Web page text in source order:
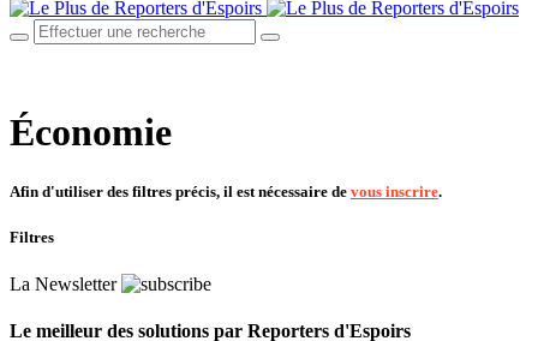
Économie
Afin d'utiliser des filtres précis, il est nécessaire de vous inscrire.
Filtres
La Newsletter
Le meilleur des solutions par Reporters d'Espoirs